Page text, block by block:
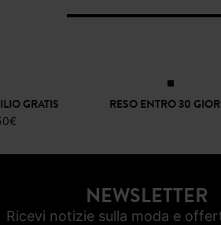
GRATIS RESO ENTRO 30
NEWSLETTER
Ricevi notizie sulla moda e